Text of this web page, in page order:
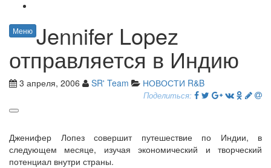
Меню Jennifer Lopez
отправляется в Индию
3 апреля, 2006 SR' Team НОВОСТИ R&B
Поделиться:
Дженифер Лопез совершит путешествие по Индии, в
следующем месяце, изучая экономический и творческий
потенциал внутри страны.